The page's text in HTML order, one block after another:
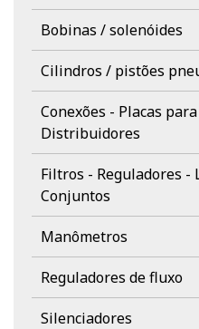
Bobinas / solenóides
Cilindros / pistões
Conexões - Placas
Distribuidores
Filtros - Reguladores -
Conjuntos
Manômetros
Reguladores de fluxo
Silenciadores